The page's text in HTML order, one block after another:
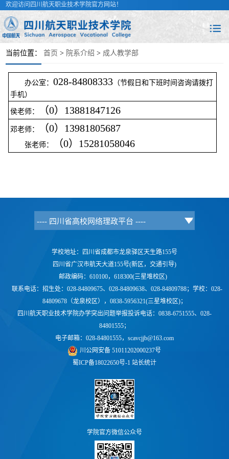
欢迎访问四川航天职业技术学院官方网站！
当前位置： 首页 > 院系介绍 > 成人教学部
办公室： 028-84808333（节假日和下班时间咨询请拨打
手机）
侯老师： （0）13881847126
邓老师： （0）13981805687
张老师： （0）15281058046
学校地址：四川省成都市龙泉驿区天生路155号
四川省广汉市航天大道155号(新区，交通引导)
邮政编码：610100，618300(三星堆校区)
联系电话： 招生处：028-84809675、028-84809638、028-84809788；学校： 028-
84809678（龙泉校区），0838-5956321(三星堆校区)；
四川航天职业技术学院办学突出问题举报投诉电话：0838-6751555、028-
84801555；
电子邮箱：028-84801555，scavcjjb@163.com
川公网安备 51011202000237号
蜀ICP备18022650号-1 站长统计
学院官方微信公众号